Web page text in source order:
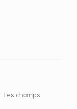
Les champs